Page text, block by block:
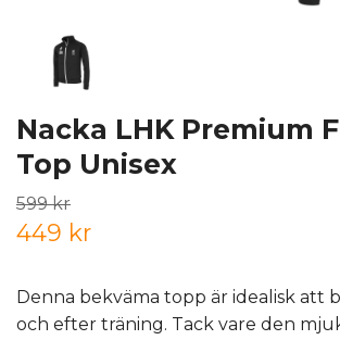
Nacka LHK Premium
Top Unisex
599 kr
449 kr
Denna bekväma topp är idealisk att
och efter träning. Tack vare den